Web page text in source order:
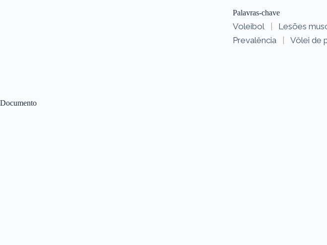
Documento
Palavras-chave
Voleibol | Lesões
Prevalência
| Vôlei de